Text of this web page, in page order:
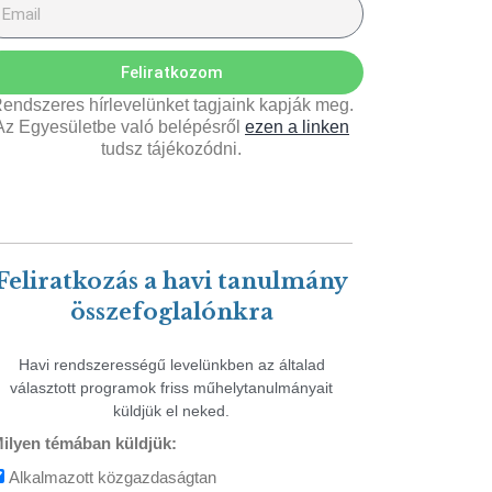
Feliratkozom
hírlevelünket tagjaink kapják meg.
Egyesületbe való belépésről ezen a linken
tudsz tájékozódni.
a havi tanulmány
összefoglalónkra
Havi rendszerességű levelünkben az általad
választott programok friss műhelytanulmányait
küldjük el neked.
témában küldjük:
Alkalmazott közgazdaságtan